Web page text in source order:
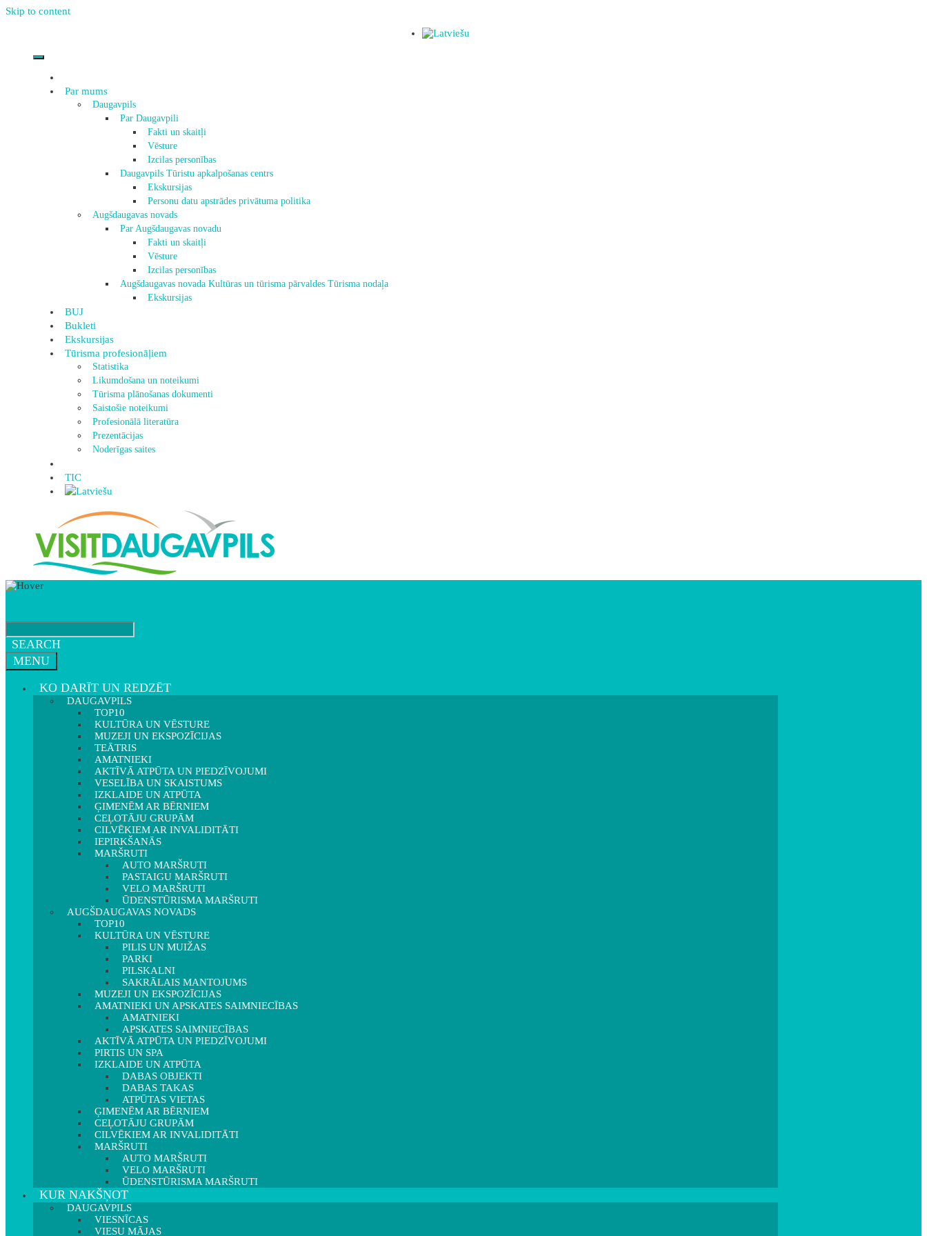
Skip to content
Par mums
Daugavpils
Par Daugavpili
Fakti un skaitļi
Vēsture
Izcilas personības
Daugavpils Tūristu apkalpošanas centrs
Ekskursijas
Personu datu apstrādes privātuma politika
Augšdaugavas novads
Par Augšdaugavas novadu
Fakti un skaitļi
Vēsture
Izcilas personības
Augšdaugavas novada Kultūras un tūrisma pārvaldes Tūrisma nodaļa
Ekskursijas
BUJ
Bukleti
Ekskursijas
Tūrisma profesionāļiem
Statistika
Likumdošana un noteikumi
Tūrisma plānošanas dokumenti
Saistošie noteikumi
Profesionālā literatūra
Prezentācijas
Noderīgas saites
TIC
SEARCH
MENU
KO DARĪT UN REDZĒT
DAUGAVPILS
TOP10
KULTŪRA UN VĒSTURE
MUZEJI UN EKSPOZĪCIJAS
TEĀTRIS
AMATNIEKI
AKTĪVĀ ATPŪTA UN PIEDZĪVOJUMI
VESELĪBA UN SKAISTUMS
IZKLAIDE UN ATPŪTA
ĢIMENĒM AR BĒRNIEM
CEĻOTĀJU GRUPĀM
CILVĒKIEM AR INVALIDITĀTI
IEPIRKŠANĀS
MARŠRUTI
AUTO MARŠRUTI
PASTAIGU MARŠRUTI
VELO MARŠRUTI
ŪDENSTŪRISMA MARŠRUTI
AUGŠDAUGAVAS NOVADS
TOP10
KULTŪRA UN VĒSTURE
PILIS UN MUIŽAS
PARKI
PILSKALNI
SAKRĀLAIS MANTOJUMS
MUZEJI UN EKSPOZĪCIJAS
AMATNIEKI UN APSKATES SAIMNIECĪBAS
AMATNIEKI
APSKATES SAIMNIECĪBAS
AKTĪVĀ ATPŪTA UN PIEDZĪVOJUMI
PIRTIS UN SPA
IZKLAIDE UN ATPŪTA
DABAS OBJEKTI
DABAS TAKAS
ATPŪTAS VIETAS
ĢIMENĒM AR BĒRNIEM
CEĻOTĀJU GRUPĀM
CILVĒKIEM AR INVALIDITĀTI
MARŠRUTI
AUTO MARŠRUTI
VELO MARŠRUTI
ŪDENSTŪRISMA MARŠRUTI
KUR NAKŠŅOT
DAUGAVPILS
VIESNĪCAS
VIESU MĀJAS